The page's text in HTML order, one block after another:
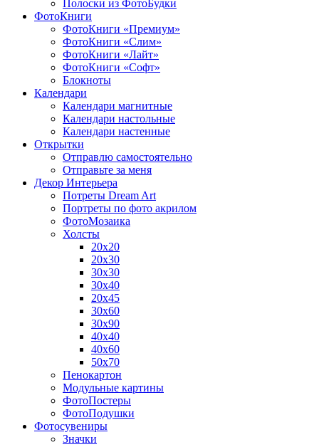
Полоски из ФотоБудки
ФотоКниги
ФотоКниги «Премиум»
ФотоКниги «Слим»
ФотоКниги «Лайт»
ФотоКниги «Софт»
Блокноты
Календари
Календари магнитные
Календари настольные
Календари настенные
Открытки
Отправлю самостоятельно
Отправьте за меня
Декор Интерьера
Потреты Dream Art
Портреты по фото акрилом
ФотоМозаика
Холсты
20х20
20х30
30х30
30х40
20х45
30х60
30х90
40х40
40х60
50х70
Пенокартон
Модульные картины
ФотоПостеры
ФотоПодушки
Фотоcувениры
Значки